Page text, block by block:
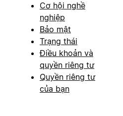
Cơ hội nghề
nghiệp
Bảo mật
Trạng thái
Điều khoản và
quyền riêng tư
Quyền riêng tư
của bạn